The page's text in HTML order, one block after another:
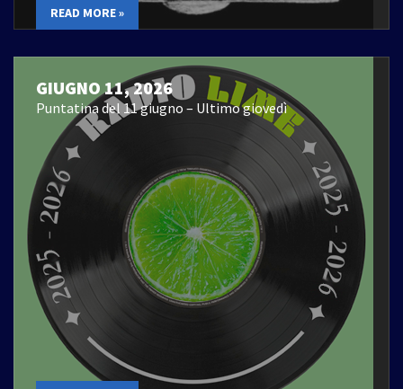
READ MORE »
GIUGNO 11, 2026
Puntatina del 11 giugno – Ultimo giovedì